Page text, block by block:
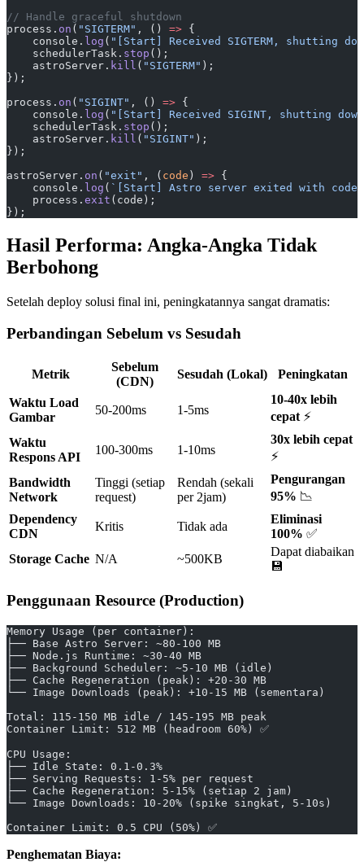
// Handle graceful shutdown
process. on ( "SIGTERM" , () => {
    console.
log ( "[Start] Received SIGTERM, shutting
    schedulerTask.
stop ();
    astroServer.
kill ( "SIGTERM" );
});
process. on ( "SIGINT" , () => {
    console.
log ( "[Start] Received SIGINT, shutting
    schedulerTask.
stop ();
    astroServer.
kill ( "SIGINT" );
});
astroServer. on ( "exit" , ( code ) => {
    console.
log ( `[Start] Astro server exited with code
    process.
exit (code);
});
Hasil Performa: Angka-Angka Tidak
Berbohong
Setelah deploy solusi final ini, peningkatannya sangat dramatis:
Perbandingan Sebelum vs Sesudah
Metrik
Sebelum
(CDN)
Sesudah (Lokal) Peningkatan
Waktu Load
Gambar
50-200ms 1-5ms
10-40x lebih
cepat⚡
Waktu
Respons API
100-300ms 1-10ms
30x lebih cepat
⚡
Bandwidth
Network
Tinggi (setiap
request)
Rendah (sekali
per 2jam)
Pengurangan
95% 📉
Dependency
CDN
Kritis Tidak ada
Eliminasi
100% ✅
Storage Cache N/A ~500KB
Dapat diabaikan
💾
Penggunaan Resource (Production)
Memory Usage (per container):
├── Base Astro Server: ~80-100 MB
├── Node.js Runtime: ~30-40 MB
├── Background Scheduler: ~5-10 MB (idle)
├── Cache Regeneration (peak): +20-30 MB
└── Image Downloads (peak): +10-15 MB (sementara)
Total: 115-150 MB idle / 145-195 MB peak
Container Limit: 512 MB (headroom 60%) ✅
CPU Usage:
├── Idle State: 0.1-0.3%
├── Serving Requests: 1-5% per request
├── Cache Regeneration: 5-15% (setiap 2 jam)
└── Image Downloads: 10-20% (spike singkat, 5-10s)
Container Limit: 0.5 CPU (50%) ✅
Penghematan Biaya: